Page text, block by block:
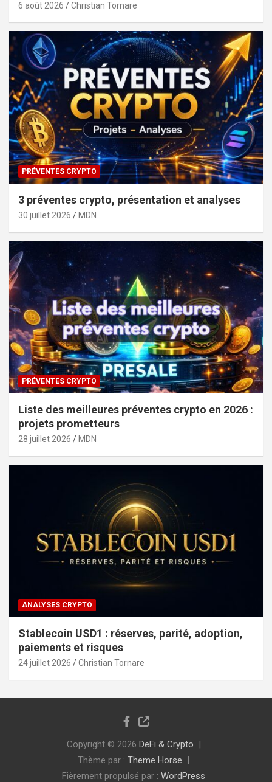
6 août 2026 Christian Tornare
PRÉVENTES CRYPTO
3 préventes crypto, présentation et analyses
30 juillet 2026 MDN
PRÉVENTES CRYPTO
Liste des meilleures préventes crypto en 2026 :
projets prometteurs
28 juillet 2026 MDN
ANALYSES CRYPTO
Stablecoin USD1 : réserves, parité, adoption,
paiements et risques
24 juillet 2026 Christian Tornare
Copyright © 2026 DeFi & Crypto
Thème par : Theme Horse
Fièrement propulsé par : WordPress